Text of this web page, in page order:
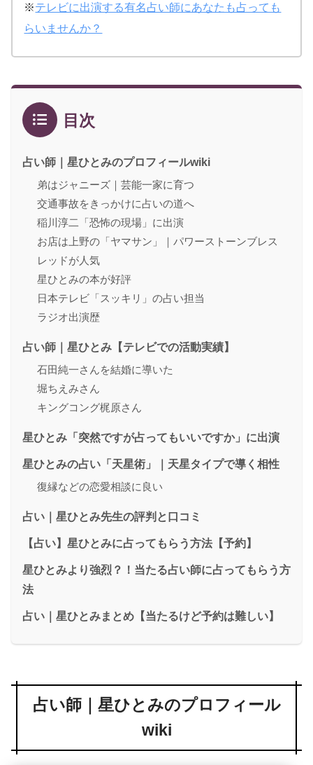
※テレビに出演する有名占い師にあなたも占っても
らいませんか？
目次
占い師｜星ひとみのプロフィールwiki
弟はジャニーズ｜芸能一家に育つ
交通事故をきっかけに占いの道へ
稲川淳二「恐怖の現場」に出演
お店は上野の「ヤマサン」｜パワーストーンブレス
レッドが人気
星ひとみの本が好評
日本テレビ「スッキリ」の占い担当
ラジオ出演歴
占い師｜星ひとみ【テレビでの活動実績】
石田純一さんを結婚に導いた
堀ちえみさん
キングコング梶原さん
星ひとみ「突然ですが占ってもいいですか」に出演
星ひとみの占い「天星術」｜天星タイプで導く相性
復縁などの恋愛相談に良い
占い｜星ひとみ先生の評判と口コミ
【占い】星ひとみに占ってもらう方法【予約】
星ひとみより強烈？！当たる占い師に占ってもらう方
法
占い｜星ひとみまとめ【当たるけど予約は難しい】
占い師｜星ひとみのプロフィール
wiki